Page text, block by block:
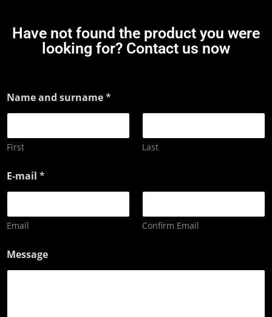
Have not found the product you were
looking for? Contact us now
Name and surname*
First Last
E-mail *
Email Confirm Email
Message